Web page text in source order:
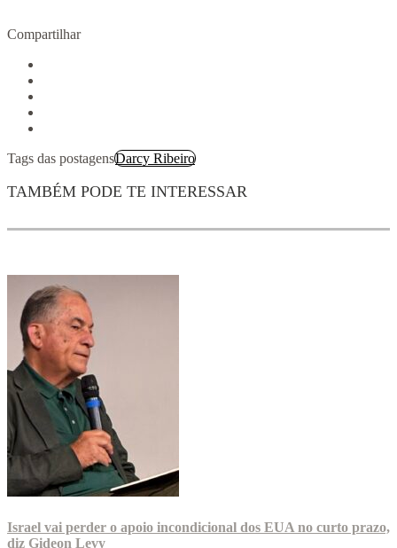
Compartilhar
Tags das postagensDarcy Ribeiro
TAMBÉM PODE TE INTERESSAR
Israel vai perder o apoio incondicional dos EUA no curto prazo,
diz Gideon Levy